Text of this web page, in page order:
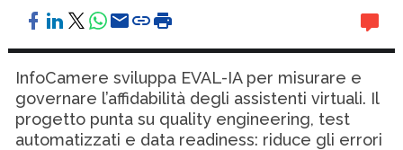
InfoCamere sviluppa EVAL-IA per misurare e
governare l’affidabilità degli assistenti virtuali. Il
progetto punta su quality engineering, test
automatizzati e data readiness: riduce gli errori